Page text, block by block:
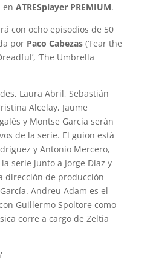
en ATRESplayer PREMIUM.
con ocho episodios de 50
por Paco Cabezas(‘Fear the
‘The Umbrella
Laura Abril, Sebastián
Alcelay, Jaume
y Montse García serán
de la serie. El guion está
y Antonio Mercero,
serie junto a Jorge Díaz y
dirección de producción
Andreu Adam es el
Guillermo Spoltore como
corre a cargo de Zeltia